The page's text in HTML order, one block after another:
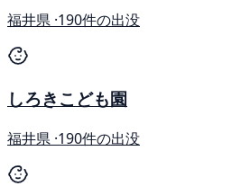
福井県 ·190件の出没
しろきこども園
福井県 ·190件の出没